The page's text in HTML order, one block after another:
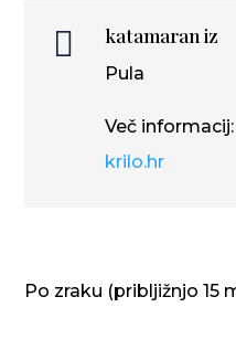
 katamaran iz
Pula
Več informacij:
krilo.hr
Po zraku (pribljižnjo 15